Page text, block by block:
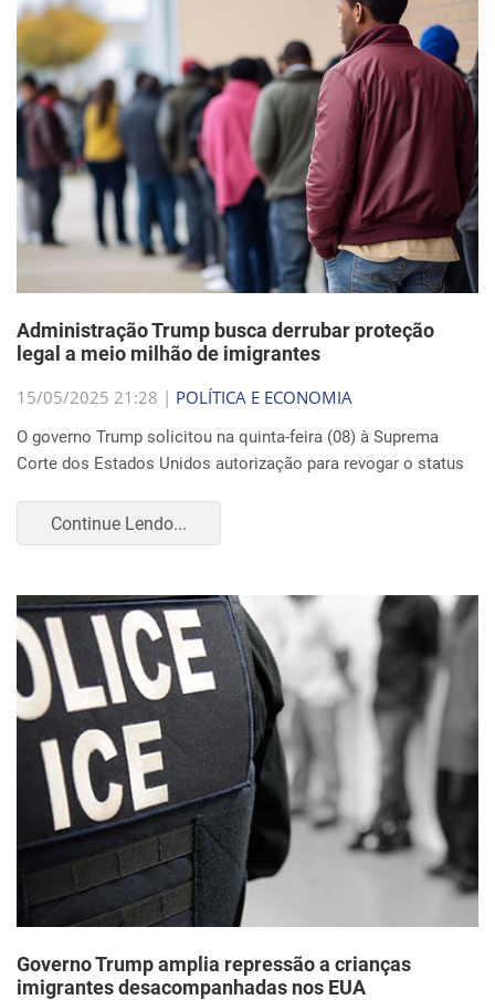
Administração Trump busca derrubar proteção
legal a meio milhão de imigrantes
15/05/2025 21:28 | POLÍTICA E ECONOMIA
O governo Trump solicitou na quinta-feira (08) à Suprema
Corte dos Estados Unidos autorização para revogar o status
Continue Lendo...
Governo Trump amplia repressão a crianças
imigrantes desacompanhadas nos EUA